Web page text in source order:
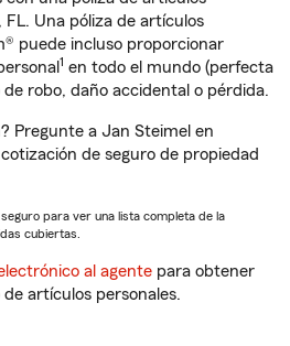
FL. Una póliza de artículos
puede incluso proporcionar
1 en todo el mundo (perfecta
de robo, daño accidental o pérdida.
Pregunte a Jan Steimel en
de seguro de propiedad
para ver una lista completa de la
cubiertas.
al agente para obtener
artículos personales.